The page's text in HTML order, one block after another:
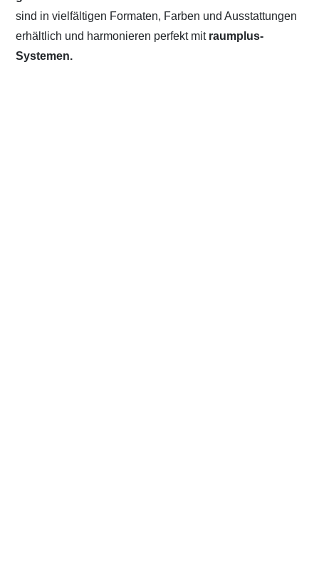
sind in vielfältigen Formaten, Farben und Ausstattungen
erhältlich und harmonieren perfekt mit raumplus-
Systemen.